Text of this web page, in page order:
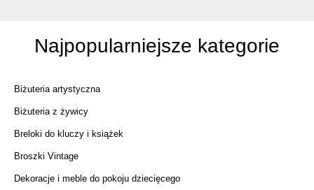
Najpopularniejsze kategorie
Biżuteria artystyczna
Biżuteria z żywicy
Breloki do kluczy i książek
Broszki Vintage
Dekoracje i meble do pokoju dziecięcego